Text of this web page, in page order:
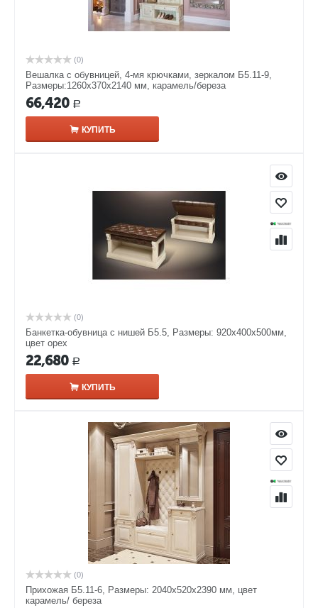
(0)
Вешалка с обувницей, 4-мя крючками, зеркалом Б5.11-9,
Размеры:1260х370х2140 мм, карамель/береза
66,420 Р
КУПИТЬ
(0)
Банкетка-обувница с нишей Б5.5, Размеры: 920х400х500мм,
цвет орех
22,680 Р
КУПИТЬ
(0)
Прихожая Б5.11-6, Размеры: 2040х520х2390 мм, цвет
карамель/ береза